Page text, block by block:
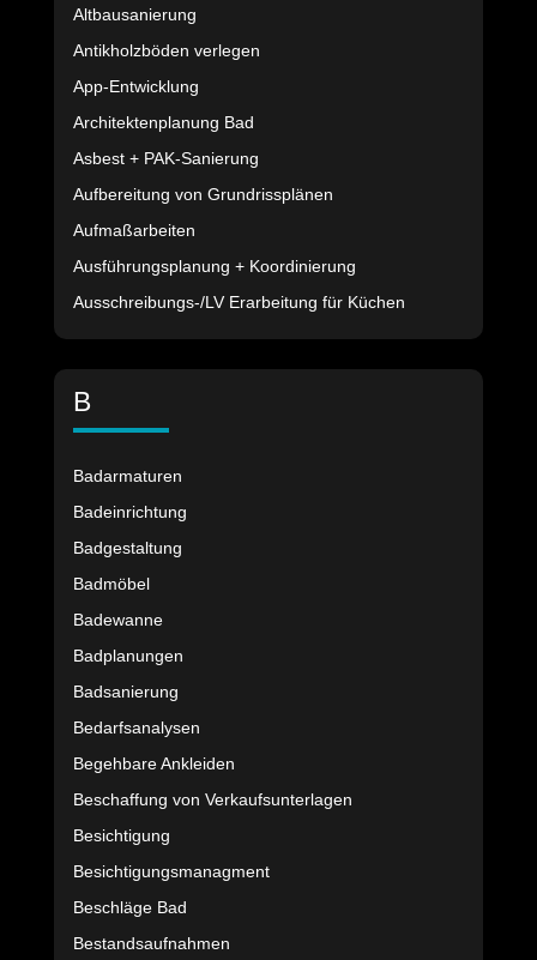
Altbausanierung
Antikholzböden verlegen
App-Entwicklung
Architektenplanung Bad
Asbest + PAK-Sanierung
Aufbereitung von Grundrissplänen
Aufmaßarbeiten
Ausführungsplanung + Koordinierung
Ausschreibungs-/LV Erarbeitung für Küchen
B
Badarmaturen
Badeinrichtung
Badgestaltung
Badmöbel
Badewanne
Badplanungen
Badsanierung
Bedarfsanalysen
Begehbare Ankleiden
Beschaffung von Verkaufsunterlagen
Besichtigung
Besichtigungsmanagment
Beschläge Bad
Bestandsaufnahmen